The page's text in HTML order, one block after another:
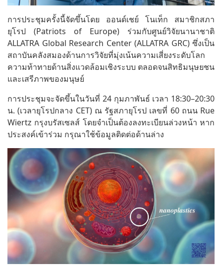
การประชุมครั้งนี้จัดขึ้นโดย ออนด์เชย์ โนเท็ก สมาชิกสภา
ยุโรป (Patriots of Europe) ร่วมกับศูนย์วิจัยนานาชาติ
ALLATRA Global Research Center (ALLATRA GRC) ซึ่งเป็น
สถาบันคลังสมองด้านการวิจัยที่มุ่งเน้นความเสี่ยงระดับโลก
ความท้าทายด้านสิ่งแวดล้อมเชิงระบบ ตลอดจนสิทธิมนุษยชน
และเสรีภาพของมนุษย์
การประชุมจะจัดขึ้นในวันที่ 24 กุมภาพันธ์ เวลา 18:30–20:30
น. (เวลายุโรปกลาง CET) ณ รัฐสภายุโรป เลขที่ 60 ถนน Rue
Wiertz กรุงบรัสเซลส์ โดยจำเป็นต้องลงทะเบียนล่วงหน้า หาก
ประสงค์เข้าร่วม กรุณาใช้ข้อมูลติดต่อด้านล่าง